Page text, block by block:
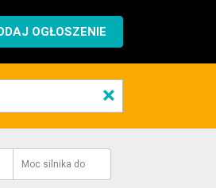
OGŁOSZENIE
×
Moc silnika do